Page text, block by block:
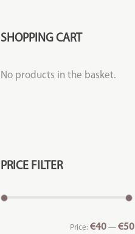
SHOPPING CART
No products in the basket.
PRICE FILTER
Price: €40— €50